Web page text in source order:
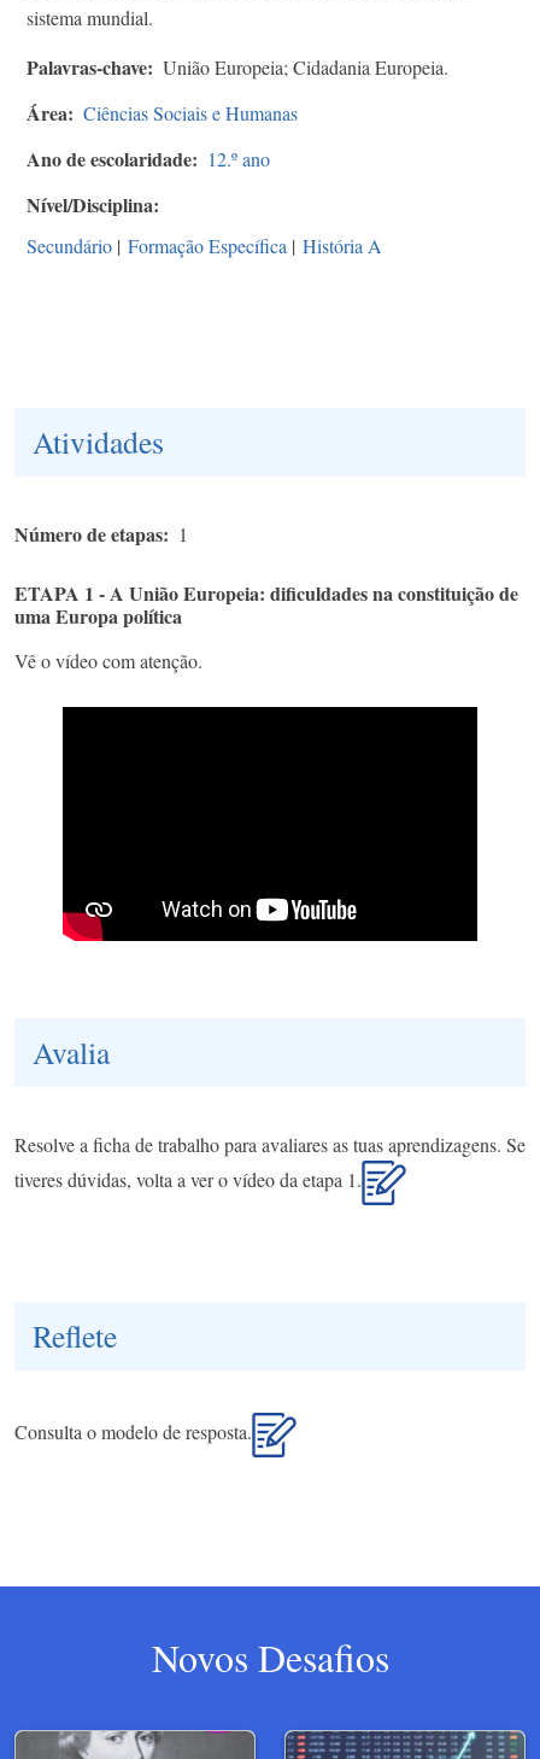
sistema mundial.
Palavras-chave União Europeia; Cidadania Europeia.
Área Ciências Sociais e Humanas
Ano de escolaridade 12.º ano
Nível/Disciplina
Secundário | Formação Específica | História A
Atividades
Número de etapas 1
ETAPA 1 - A União Europeia: dificuldades na constituição de
uma Europa política
Vê o vídeo com atenção.
Avalia
Resolve a ficha de trabalho para avaliares as tuas aprendizagens. Se
tiveres dúvidas, volta a ver o vídeo da etapa 1.
Reflete
Consulta o modelo de resposta.
Novos Desafios